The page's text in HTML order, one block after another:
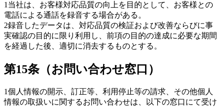
1 当社は、お客様対応品質の向上を目的として、お客様との
電話による通話を録音する場合がある。
2録音したデータは、対応品質の検証および改善ならびに事
実確認の目的に限り利用し、前項の目的の達成に必要な期間
を経過した後、適切に消去するものとする。
第15条（お問い合わせ窓口）
1個人情報の開示、訂正等、利用停止等の請求、その他個人
情報の取扱いに関するお問い合わせは、以下の窓口にて受け